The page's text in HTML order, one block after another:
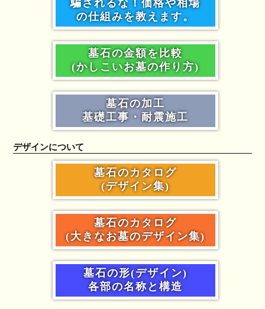
騙されるな！価格や相場
の仕組みを教えます。
墓石の金額を比較
(かしこいお墓の作り方)
墓石の加工
基礎工事・耐震施工
デザインについて
墓石のカタログ
(デザイン集)
墓石のカタログ
(大きなお墓のデザイン集)
墓石の形(デザイン)
各部の名称と構造